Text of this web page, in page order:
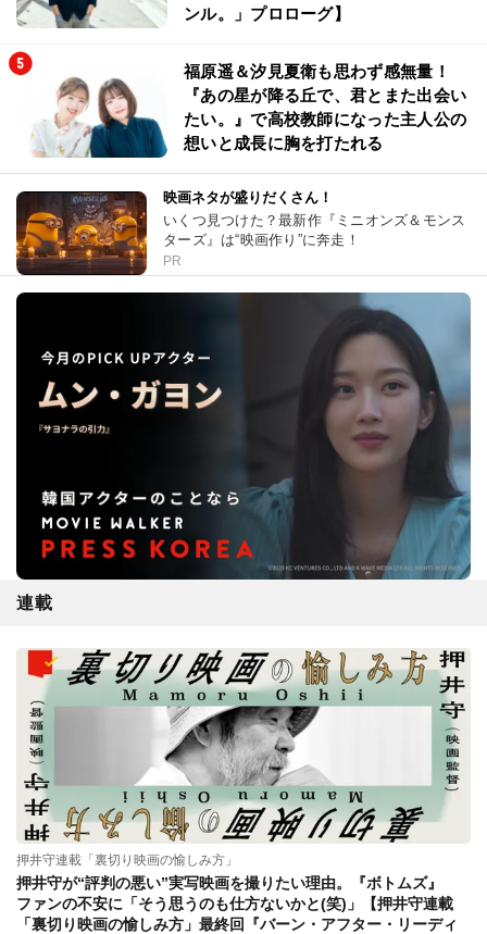
ンル。」プロローグ】
福原遥＆汐見夏衛も思わず感無量！
『あの星が降る丘で、君とまた出会い
たい。』で高校教師になった主人公の
想いと成長に胸を打たれる
映画ネタが盛りだくさん！
いくつ見つけた？最新作『ミニオンズ＆モンス
ターズ』は“映画作り”に奔走！
PR
連載
押井守連載「裏切り映画の愉しみ方」
押井守が“評判の悪い”実写映画を撮りたい理由。『ボトムズ』
ファンの不安に「そう思うのも仕方ないかと(笑)」【押井守連載
「裏切り映画の愉しみ方」最終回『バーン・アフター・リーディ